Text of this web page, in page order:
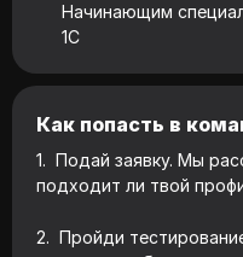
Начинающим
1С
Как попасть в
1. Подай заявку. Мы
подходит ли твой
2. Пройди